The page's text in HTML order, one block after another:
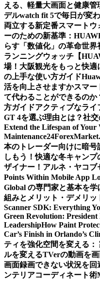
える、軽量大画面と健康
デルwatch fit 5で毎日が変
両立する新定番スマートウ
ーのための新基準：
らす「数値化」の革命世界
ランニングウォッチ【
場！ 大阪観光をもっと快
の上手な使い方ガイド
活を向上させますかスマー
て代わることができるのか
方ガイドアクティブなラ
GT 4を選ぶ理由とは？社
Extend the Lifespan of
Maintenance
本のトレーダー向けに暗号
しもう！快適な冬キャン
ザイナー！アルネ・ヤコ
Points Within Mobile App
Global の専門家と基本を学
組みとメリット・デメリッ
Scanner SDK: Everything
Green Revolution:
LeadershipHow Paint
Car’s Finish in Orlando’s
ティを強化空間を変える：
ルを変えるTVerの動画を
画面録画できない状況を回
ンテリアコーディネート術